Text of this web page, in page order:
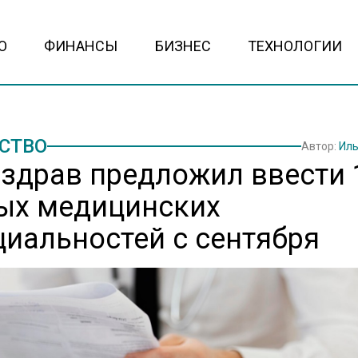
ФИНАНСЫ БИЗНЕС ТЕХНОЛОГИИ
Автор:
предложил ввести
медицинских
с сентября